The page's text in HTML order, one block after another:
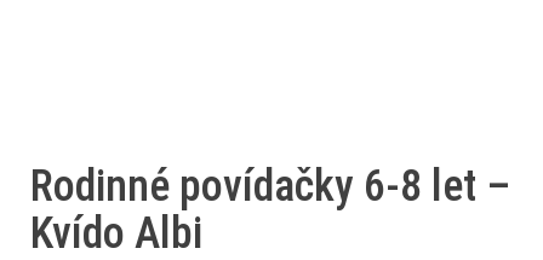
Rodinné povídačky 6-8 let –
Kvído Albi